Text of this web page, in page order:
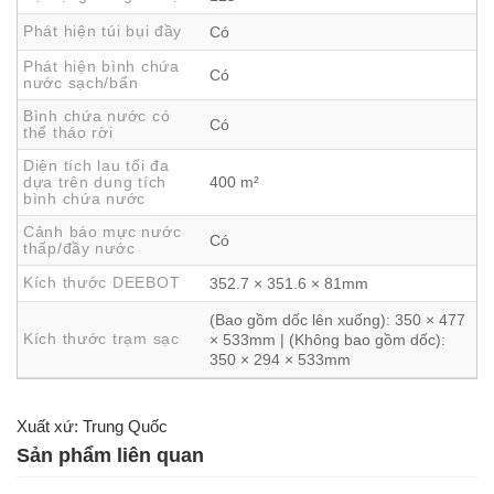
Phát hiện túi bụi đầy
Có
Phát hiện bình chứa
nước sạch/bẩn
Có
Bình chứa nước có
thể tháo rời
Có
Diện tích lau tối đa
dựa trên dung tích
bình chứa nước
400 m²
Cảnh báo mực nước
thấp/đầy nước
Có
Kích thước DEEBOT 352.7 × 351.6 × 81mm
Kích thước trạm sạc
(Bao gồm dốc lên xuống): 350 × 477
× 533mm | (Không bao gồm dốc):
350 × 294 × 533mm
Xuất xứ: Trung Quốc
Sản phẩm liên quan